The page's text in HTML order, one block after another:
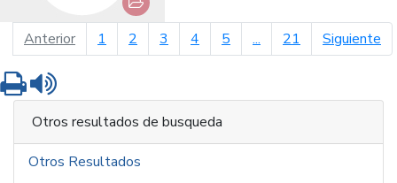
Anteriorpágina anterior
1 2 3 4 5 ... 21 Siguiente
Imprimir
Otros resultados de busqueda
Otros Resultados